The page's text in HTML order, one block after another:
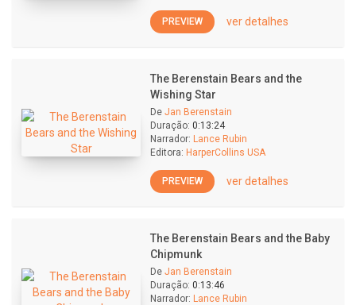
PREVIEW ver detalhes
The Berenstain Bears and the
Wishing Star
De Jan Berenstain
Duração: 0:13:24
Narrador: Lance Rubin
Editora: HarperCollins USA
PREVIEW ver detalhes
The Berenstain Bears and the Baby
Chipmunk
De Jan Berenstain
Duração: 0:13:46
Narrador: Lance Rubin